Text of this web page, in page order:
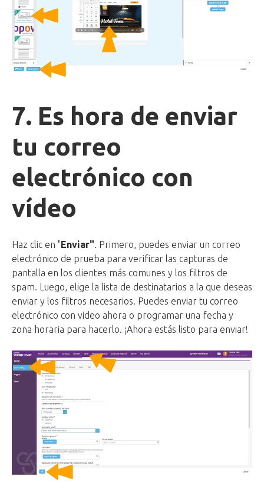
7. Es hora de enviar
tu correo
electrónico con
vídeo
Haz clic en "Enviar". Primero, puedes enviar un correo
electrónico de prueba para verificar las capturas de
pantalla en los clientes más comunes y los filtros de
spam. Luego, elige la lista de destinatarios a la que deseas
enviar y los filtros necesarios. Puedes enviar tu correo
electrónico con video ahora o programar una fecha y
zona horaria para hacerlo. ¡Ahora estás listo para enviar!